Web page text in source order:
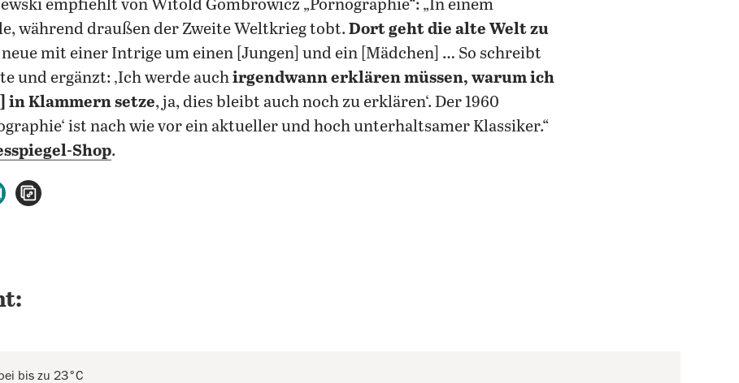
empfiehlt von Witold Gombrowicz „Pornographie“: „In einem
während draußen der Zweite Weltkrieg tobt. Dort geht die alte Welt zu
mit einer Intrige um einen [Jungen] und ein [Mädchen] … So schreibt
und ergänzt: ‚Ich werde auchirgendwann erklären müssen, warum ich
in Klammern setze, ja, dies bleibt auch noch zu erklären‘. Der 1960
ist nach wie vor ein aktueller und hoch unterhaltsamer Klassiker.“
Shop.
teilen
per E-Mail teilen
bis zu 23°C